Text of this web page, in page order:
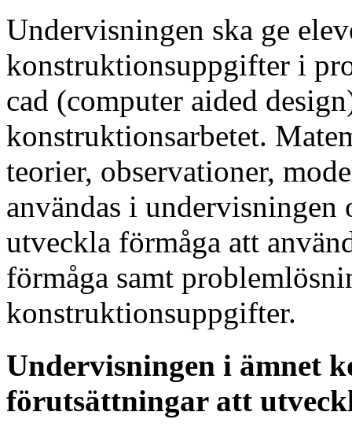
Undervisningen ska ge
konstruktionsuppgifter i
cad (computer aided
konstruktionsarbetet.
teorier, observationer,
användas i undervisningen
utveckla förmåga att
förmåga samt
konstruktionsuppgifter.
Undervisningen i ämnet
förutsättningar att